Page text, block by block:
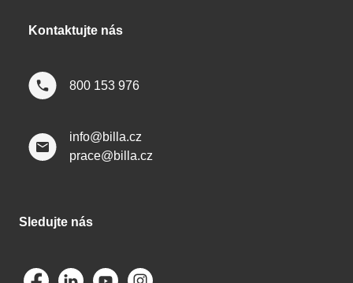
Kontaktujte nás
800 153 976
info@billa.cz
prace@billa.cz
Sledujte nás